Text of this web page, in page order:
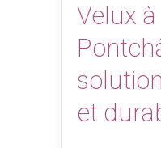
Velux à
et